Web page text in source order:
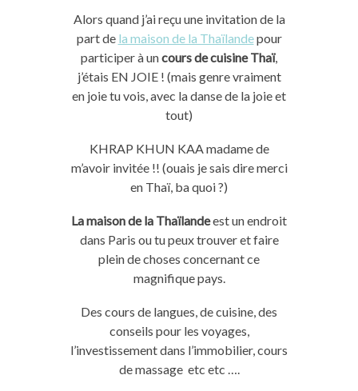
Alors quand j’ai reçu une invitation de la
part de la maison de la Thaïlandepour
participer à uncours de cuisine Thaï,
j’étais EN JOIE ! (mais genre vraiment
en joie tu vois, avec la danse de la joie et
tout)
KHRAP KHUN KAA madame de
m’avoir invitée !! (ouais je sais dire merci
en Thaï, ba quoi ?)
La maison de la Thaïlandeest un endroit
dans Paris ou tu peux trouver et faire
plein de choses concernant ce
magnifique pays.
Des cours de langues, de cuisine, des
conseils pour les voyages,
l’investissement dans l’immobilier, cours
de massage etc etc ….